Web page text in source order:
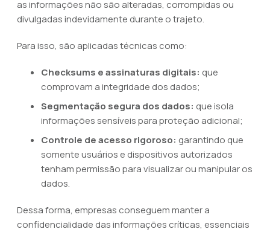
as informações não são alteradas, corrompidas ou
divulgadas indevidamente durante o trajeto.
Para isso, são aplicadas técnicas como:
Checksums e assinaturas digitais: que
comprovam a integridade dos dados;
Segmentação segura dos dados: que isola
informações sensíveis para proteção adicional;
Controle de acesso rigoroso: garantindo que
somente usuários e dispositivos autorizados
tenham permissão para visualizar ou manipular os
dados.
Dessa forma, empresas conseguem manter a
confidencialidade das informações críticas, essenciais